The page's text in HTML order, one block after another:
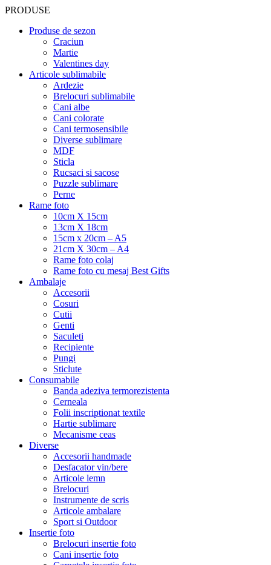
PRODUSE
Produse de sezon
Craciun
Martie
Valentines day
Articole sublimabile
Ardezie
Brelocuri sublimabile
Cani albe
Cani colorate
Cani termosensibile
Diverse sublimare
MDF
Sticla
Rucsaci si sacose
Puzzle sublimare
Perne
Rame foto
10cm X 15cm
13cm X 18cm
15cm x 20cm – A5
21cm X 30cm – A4
Rame foto colaj
Rame foto cu mesaj Best Gifts
Ambalaje
Accesorii
Cosuri
Cutii
Genti
Saculeti
Recipiente
Pungi
Sticlute
Consumabile
Banda adeziva termorezistenta
Cerneala
Folii inscriptionat textile
Hartie sublimare
Mecanisme ceas
Diverse
Accesorii handmade
Desfacator vin/bere
Articole lemn
Brelocuri
Instrumente de scris
Articole ambalare
Sport si Outdoor
Insertie foto
Brelocuri insertie foto
Cani insertie foto